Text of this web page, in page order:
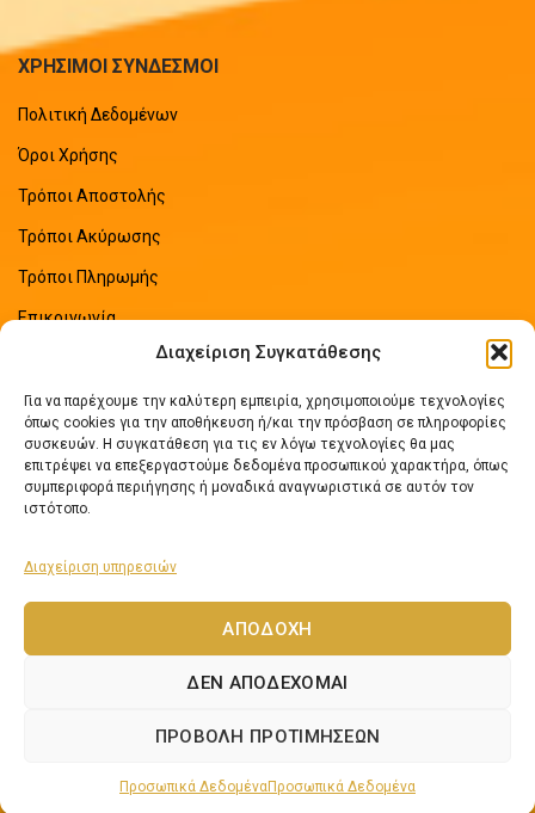
Διαχείριση Συγκατάθεσης
Για να παρέχουμε την καλύτερη εμπειρία, χρησιμοποιούμε τεχνολογίες
όπως cookies για την αποθήκευση ή/και την πρόσβαση σε πληροφορίες
συσκευών. Η συγκατάθεση για τις εν λόγω τεχνολογίες θα μας
επιτρέψει να επεξεργαστούμε δεδομένα προσωπικού χαρακτήρα, όπως
συμπεριφορά περιήγησης ή μοναδικά αναγνωριστικά σε αυτόν τον
ιστότοπο.
Διαχείριση υπηρεσιών
ΑΠΟΔΟΧΉ
ΔΕΝ ΑΠΟΔΈΧΟΜΑΙ
ΠΡΟΒΟΛΉ ΠΡΟΤΙΜΉΣΕΩΝ
Προσωπικά ΔεδομέναΠροσωπικά Δεδομένα
ΧΡΗΣΙΜΟΙ ΣΥΝΔΕΣΜΟΙ
Πολιτική Δεδομένων
Όροι Χρήσης
Τρόποι Αποστολής
Τρόποι Ακύρωσης
Τρόποι Πληρωμής
Επικοινωνία
ΠΡΟΣΦΑΤΑ ΑΡΘΡΑ
Οδηγός Εξοικονόμησης Ενέργειας
No Comments
Πως να επιλέξετε ηλιακό θερμοσίφωνα
Τεχνολογιών.